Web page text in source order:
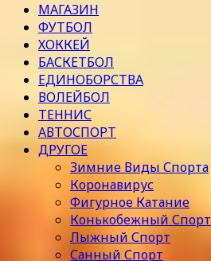
МАГАЗИН
ФУТБОЛ
ХОККЕЙ
БАСКЕТБОЛ
ЕДИНОБОРСТВА
ВОЛЕЙБОЛ
ТЕННИС
АВТОСПОРТ
ДРУГОЕ
Зимние Виды Спорта
Коронавирус
Фигурное Катание
Конькобежный Спорт
Лыжный Спорт
Санный Спорт